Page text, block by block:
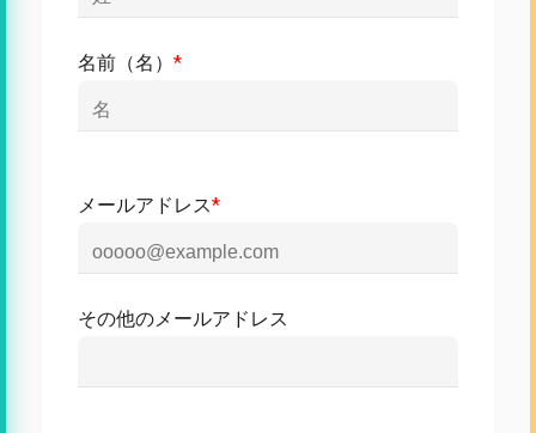
名前（名） *
メールアドレス*
その他のメールアドレス